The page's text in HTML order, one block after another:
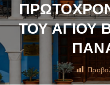
ΤΟΥ ΑΓΙΟΥ